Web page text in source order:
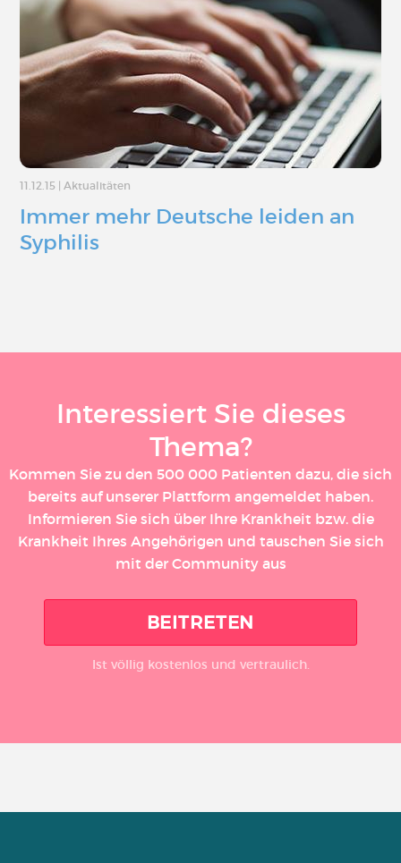
11.12.15 Aktualitäten
Immer mehr Deutsche leiden an
Syphilis
Interessiert Sie dieses
Thema?
Kommen Sie zu den 500 000 Patienten dazu, die sich
bereits auf unserer Plattform angemeldet haben.
Informieren Sie sich über Ihre Krankheit bzw. die
Krankheit Ihres Angehörigen und tauschen Sie sich
mit der Community aus
BEITRETEN
Ist völlig kostenlos und vertraulich.